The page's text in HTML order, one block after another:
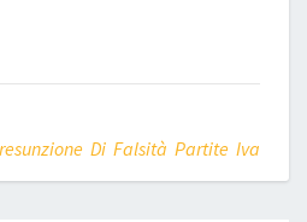
Di Falsità Partite Iva